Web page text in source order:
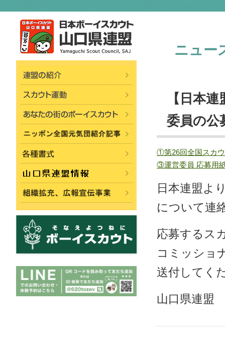
ニュー
【日本
委員の公
①第26回全国スカ
③運営委員 応募用
日本連盟よ
について連
応募するス
コミッショ
送付してく
山口県連